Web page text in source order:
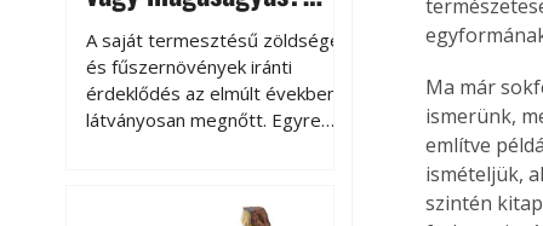
Helytakarékos
kertészkedés
A saját termesztésű zöldségek
és fűszernövények iránti
érdeklődés az elmúlt években
látványosan megnőtt. Egyre
Ma már
ismerünk,
említve
ismételjük,
szintén